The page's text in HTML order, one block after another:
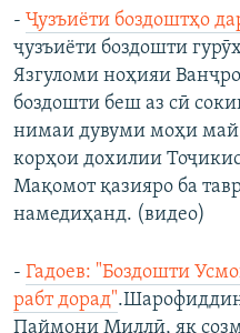
- Ҷузъиёти боздоштҳо
ҷузъиёти боздошти
Язгуломи ноҳияи
боздошти беш аз сӣ
нимаи дувуми моҳи май
корҳои дохилии
Мақомот қазияро ба
намедиҳанд. (видео)
- Гадоев: "Боздошти
рабт дорад"
Паймони Миллӣ, як